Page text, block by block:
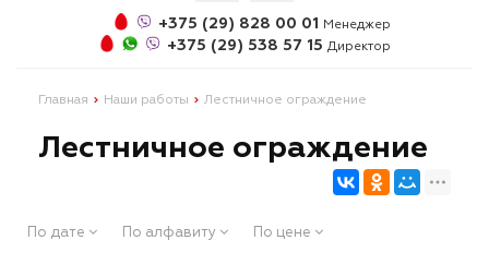
+375 (29) 828 00 01 Менеджер
+375 (29) 538 57 15 Директор
Главная Наши работы Лестничное ограждение
Лестничное ограждение
По дате По алфавиту По цене